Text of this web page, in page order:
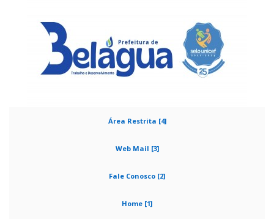
Área Restrita [4]
Web Mail [3]
Fale Conosco [2]
Home [1]